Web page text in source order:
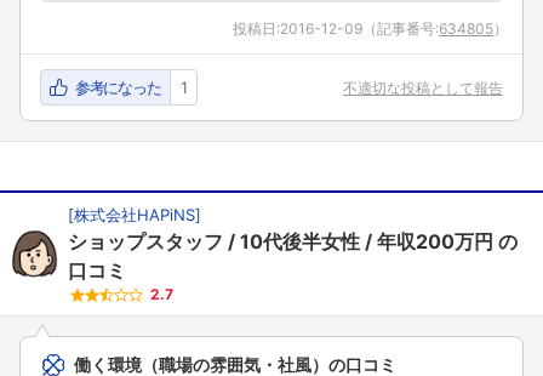
投稿日:2016-12-09 （記事番号:634805）
参考になった 1 不適切な投稿として報告
[株式会社HAPiNS]
ショップスタッフ 10代後半女性 年収200万円 の
口コミ
2.7
働く環境（職場の雰囲気・社風）の口コミ